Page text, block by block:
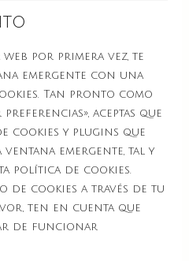
por primera vez, te
emergente con una
Tan pronto como
aceptas que
cookies y plugins que
emergente, tal y
política de cookies.
de cookies a través de tu
ten en cuenta que
de funcionar